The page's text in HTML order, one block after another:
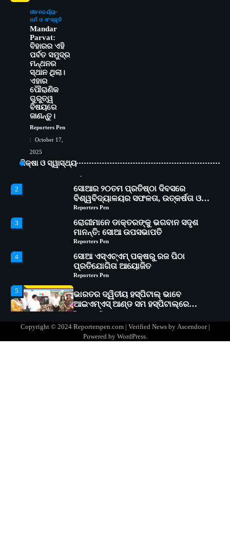
ଜୀବନଚର୍ଯ୍ୟା
ଧର୍ମ ଓ ସଂସ୍କୃତି
Mandar
Parvat:
ବିହାରର ଏହି
ପର୍ବତ ସମୁଦ୍ର
ମନ୍ଥନର
ସ୍ଥାନ ଥିଲା।
ଏହାର
ପୌରାଣିକ
ଗୁରୁତ୍ୱ
ବିଷୟରେ
ଜାଣନ୍ତୁ।
Reporters Pen
October 17,
2025
ଶିକ୍ଷା ଓ ସ୍ୱାସ୍ଥ୍ୟବିଶ୍ୱବିଦ୍ୟାଳୟର ସଫଳତା, ଉତ୍କର୍ଷତା ଓ
ଅଗ୍ରଗତିର ସ୍ମୃତିଚାରଣ
3
ରୋଗୀମାନେ ଡାକ୍ତରଙ୍କୁ ଭଗବାନ ସଦୃଶ
ମାନନ୍ତି: ସୋଆ ଉପସଭାପତି
Reporters Pen
4
ସୋଆ ଏସ୍‌ଏଚ୍‌ଏମ୍ ପକ୍ଷରୁ ରଜ ପିଠା
ପ୍ରତିଯୋଗିତା ଆୟୋଜିତ
Reporters Pen
5
ଭାରତର ଦ୍ୱିତୀୟ ହସ୍ପିଟାଲ୍ ଭାବେ
ଆଇଏମ୍‌ଏସ୍ ଆଣ୍ଡ ସମ ହସ୍ପିଟାଲ୍‌ରେ
ଅତ୍ୟାଧୁନିକ ଡିଜିସ୍କାନର ସ୍ଥାପନ
Reporters Pen
1
ସୋଆ ପକ୍ଷରୁ ରାୱେ କାର୍ଯ୍ୟକ୍ରମ ଅଧୀନରେ
୧୧ଟି ଗ୍ରାମରେ ୧୬ଟି କୃଷକ ପ୍ରଶିକ୍ଷଣ
ସୋଆର ୨୦ତମ ପ୍ରତିଷ୍ଠା ଦିବସରେ
ବିଶ୍ୱବିଦ୍ୟାଳୟର ସଫଳତା, ଉତ୍କର୍ଷତା ଓ
Copyright © 2024 Reporterspen.com | Verified News by Ascendoor|
Powered by WordPress.